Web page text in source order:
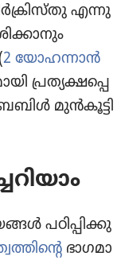
എന്നു
2 യോഹന്നാൻ
പ്രത്യ​ക്ഷ​പ്പെ​
മുൻകൂ​ട്ടി
പഠിപ്പി​ക്കു​
ഭാഗമാ​